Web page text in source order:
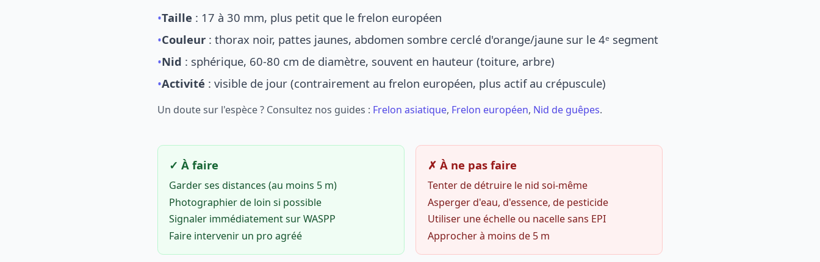
•Taille : 17 à 30 mm, plus petit que le frelon européen
•Couleur : thorax noir, pattes jaunes, abdomen sombre cerclé d'orange/jaune sur le 4ᵉ segment
•Nid : sphérique, 60-80 cm de diamètre, souvent en hauteur (toiture, arbre)
•Activité : visible de jour (contrairement au frelon européen, plus actif au crépuscule)
Un doute sur l'espèce ? Consultez nos guides : Frelon asiatique, Frelon européen, Nid de guêpes.
✓ À faire
Garder ses distances (au moins 5 m)
Photographier de loin si possible
Signaler immédiatement sur WASPP
Faire intervenir un pro agréé
✗ À ne pas faire
Tenter de détruire le nid soi-même
Asperger d'eau, d'essence, de pesticide
Utiliser une échelle ou nacelle sans EPI
Approcher à moins de 5 m